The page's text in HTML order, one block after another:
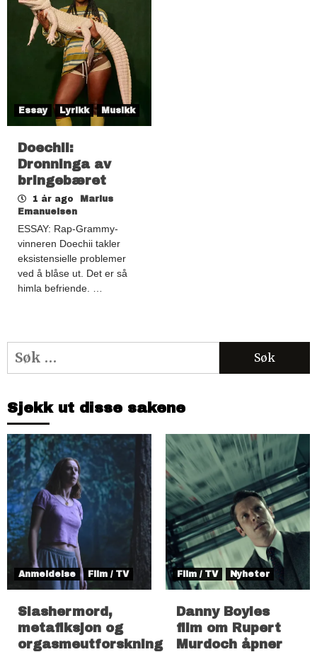
Essay Lyrikk Musikk
Doechii:
Dronninga av
bringebæret
1 år ago
Marius
Emanuelsen
ESSAY: Rap-Grammy-
vinneren Doechii takler
eksistensielle problemer
ved å blåse ut. Det er så
himla befriende. …
Søk
etter:
Sjekk ut disse sakene
Anmeldelse Film / TV
Slashermord,
metafiksjon og
orgasmeutforskning
Film / TV Nyheter
Danny Boyles
film om Rupert
Murdoch åpner